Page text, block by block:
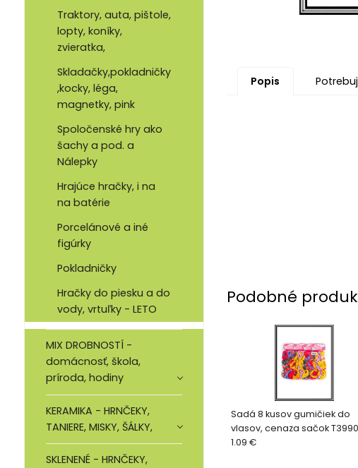
Traktory, auta, pištole,
lopty, koníky,
zvieratka,
Skladačky,pokladničky
,kocky, léga,
magnetky, pink
Spoločenské hry ako
šachy a pod. a
Nálepky
Hrajúce hračky, i na
na batérie
Porcelánové a iné
figúrky
Pokladničky
Hračky do piesku a do
vody, vrtuľky - LETO
MIX DROBNOSTÍ -
domácnosť, škola,
príroda, hodiny
KERAMIKA - HRNČEKY,
TANIERE, MISKY, ŠÁLKY,
SKLENENÉ - HRNČEKY,
Popis
Podobné
Sadá 8 kusov gumičiek do
vlasov, cenaza sačok T3990
1.09 €